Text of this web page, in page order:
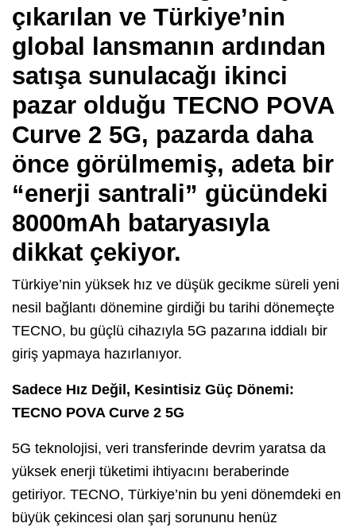
çıkarılan ve Türkiye’nin
global lansmanın ardından
satışa sunulacağı ikinci
pazar olduğu TECNO POVA
Curve 2 5G, pazarda daha
önce görülmemiş, adeta bir
“enerji santrali” gücündeki
8000mAh bataryasıyla
dikkat çekiyor.
Türkiye’nin yüksek hız ve düşük gecikme süreli yeni
nesil bağlantı dönemine girdiği bu tarihi dönemeçte
TECNO, bu güçlü cihazıyla 5G pazarına iddialı bir
giriş yapmaya hazırlanıyor.
Sadece Hız Değil, Kesintisiz Güç Dönemi:
TECNO POVA Curve 2 5G
5G teknolojisi, veri transferinde devrim yaratsa da
yüksek enerji tüketimi ihtiyacını beraberinde
getiriyor. TECNO, Türkiye’nin bu yeni dönemdeki en
büyük çekincesi olan şarj sorununu henüz